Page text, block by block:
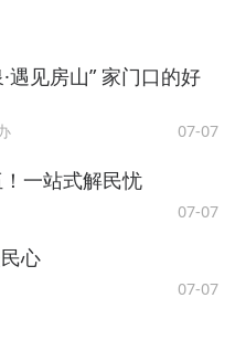
遇见房山” 家门口的好
07-07
一站式解民忧
07-07
心
07-07